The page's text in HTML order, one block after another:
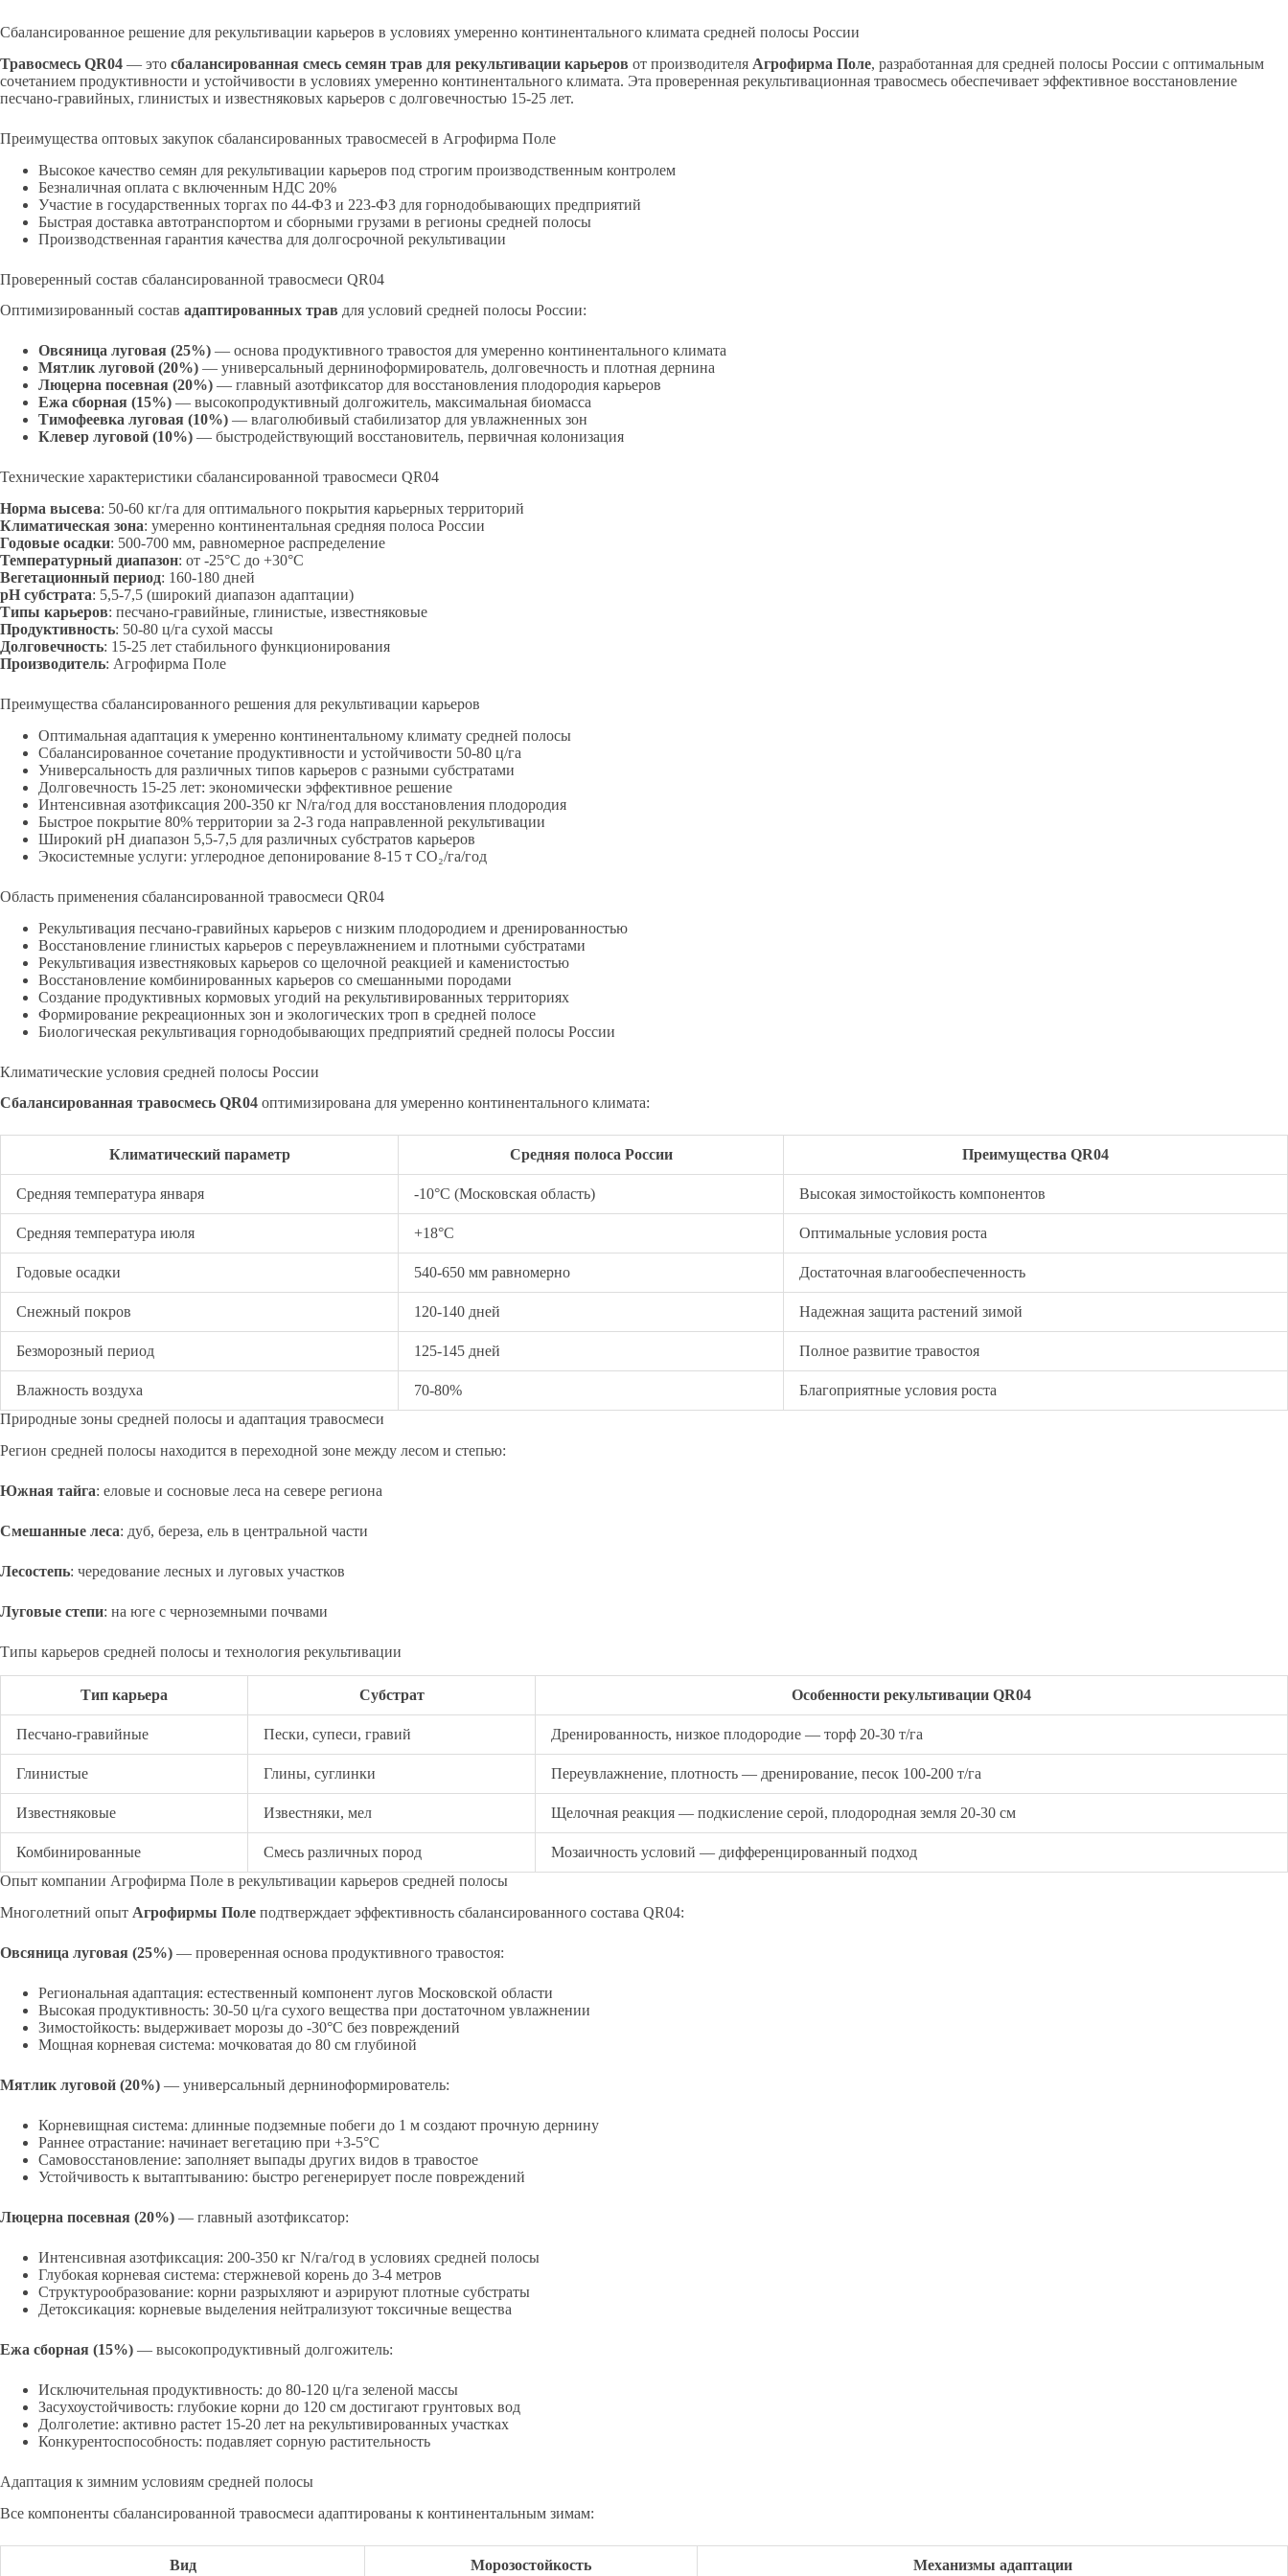
Сбалансированное решение для рекультивации карьеров в условиях умеренно континентального климата средней полосы России
Травосмесь QR04 — это сбалансированная смесь семян трав для рекультивации карьеров от производителя Агрофирма Поле, разработанная для средней полосы России с оптимальным
сочетанием продуктивности и устойчивости в условиях умеренно континентального климата. Эта проверенная рекультивационная травосмесь обеспечивает эффективное восстановление
песчано-гравийных, глинистых и известняковых карьеров с долговечностью 15-25 лет.
Преимущества оптовых закупок сбалансированных травосмесей в Агрофирма Поле
Высокое качество семян для рекультивации карьеров под строгим производственным контролем
Безналичная оплата с включенным НДС 20%
Участие в государственных торгах по 44-ФЗ и 223-ФЗ для горнодобывающих предприятий
Быстрая доставка автотранспортом и сборными грузами в регионы средней полосы
Производственная гарантия качества для долгосрочной рекультивации
Проверенный состав сбалансированной травосмеси QR04
Оптимизированный состав адаптированных трав для условий средней полосы России:
Овсяница луговая (25%) — основа продуктивного травостоя для умеренно континентального климата
Мятлик луговой (20%) — универсальный дерниноформирователь, долговечность и плотная дернина
Люцерна посевная (20%) — главный азотфиксатор для восстановления плодородия карьеров
Ежа сборная (15%) — высокопродуктивный долгожитель, максимальная биомасса
Тимофеевка луговая (10%) — влаголюбивый стабилизатор для увлажненных зон
Клевер луговой (10%) — быстродействующий восстановитель, первичная колонизация
Технические характеристики сбалансированной травосмеси QR04
Норма высева: 50-60 кг/га для оптимального покрытия карьерных территорий
Климатическая зона: умеренно континентальная средняя полоса России
Годовые осадки: 500-700 мм, равномерное распределение
Температурный диапазон: от -25°C до +30°C
Вегетационный период: 160-180 дней
pH субстрата: 5,5-7,5 (широкий диапазон адаптации)
Типы карьеров: песчано-гравийные, глинистые, известняковые
Продуктивность: 50-80 ц/га сухой массы
Долговечность: 15-25 лет стабильного функционирования
Производитель: Агрофирма Поле
Преимущества сбалансированного решения для рекультивации карьеров
Оптимальная адаптация к умеренно континентальному климату средней полосы
Сбалансированное сочетание продуктивности и устойчивости 50-80 ц/га
Универсальность для различных типов карьеров с разными субстратами
Долговечность 15-25 лет: экономически эффективное решение
Интенсивная азотфиксация 200-350 кг N/га/год для восстановления плодородия
Быстрое покрытие 80% территории за 2-3 года направленной рекультивации
Широкий pH диапазон 5,5-7,5 для различных субстратов карьеров
Экосистемные услуги: углеродное депонирование 8-15 т CO₂/га/год
Область применения сбалансированной травосмеси QR04
Рекультивация песчано-гравийных карьеров с низким плодородием и дренированностью
Восстановление глинистых карьеров с переувлажнением и плотными субстратами
Рекультивация известняковых карьеров со щелочной реакцией и каменистостью
Восстановление комбинированных карьеров со смешанными породами
Создание продуктивных кормовых угодий на рекультивированных территориях
Формирование рекреационных зон и экологических троп в средней полосе
Биологическая рекультивация горнодобывающих предприятий средней полосы России
Климатические условия средней полосы России
Сбалансированная травосмесь QR04 оптимизирована для умеренно континентального климата:
Климатический параметр Средняя полоса России Преимущества QR04
Средняя температура января -10°C (Московская область) Высокая зимостойкость компонентов
Средняя температура июля +18°C Оптимальные условия роста
Годовые осадки 540-650 мм равномерно Достаточная влагообеспеченность
Снежный покров 120-140 дней Надежная защита растений зимой
Безморозный период 125-145 дней Полное развитие травостоя
Влажность воздуха 70-80%
Благоприятные условия роста
Природные зоны средней полосы и адаптация травосмеси
Регион средней полосы находится в переходной зоне между лесом и степью:
Южная тайга: еловые и сосновые леса на севере региона
Смешанные леса: дуб, береза, ель в центральной части
Лесостепь: чередование лесных и луговых участков
Луговые степи: на юге с черноземными почвами
Типы карьеров средней полосы и технология рекультивации
Тип карьера Субстрат Особенности рекультивации QR04
Песчано-гравийные Пески, супеси, гравий Дренированность, низкое плодородие — торф 20-30 т/га
Глинистые Глины, суглинки Переувлажнение, плотность — дренирование, песок 100-200 т/га
Известняковые Известняки, мел Щелочная реакция — подкисление серой, плодородная земля 20-30 см
Комбинированные Смесь различных пород
Мозаичность условий — дифференцированный подход
Опыт компании Агрофирма Поле в рекультивации карьеров средней полосы
Многолетний опыт Агрофирмы Поле подтверждает эффективность сбалансированного состава QR04:
Овсяница луговая (25%) — проверенная основа продуктивного травостоя:
Региональная адаптация: естественный компонент лугов Московской области
Высокая продуктивность: 30-50 ц/га сухого вещества при достаточном увлажнении
Зимостойкость: выдерживает морозы до -30°C без повреждений
Мощная корневая система: мочковатая до 80 см глубиной
Мятлик луговой (20%) — универсальный дерниноформирователь:
Корневищная система: длинные подземные побеги до 1 м создают прочную дернину
Раннее отрастание: начинает вегетацию при +3-5°C
Самовосстановление: заполняет выпады других видов в травостое
Устойчивость к вытаптыванию: быстро регенерирует после повреждений
Люцерна посевная (20%) — главный азотфиксатор:
Интенсивная азотфиксация: 200-350 кг N/га/год в условиях средней полосы
Глубокая корневая система: стержневой корень до 3-4 метров
Структурообразование: корни разрыхляют и аэрируют плотные субстраты
Детоксикация: корневые выделения нейтрализуют токсичные вещества
Ежа сборная (15%) — высокопродуктивный долгожитель:
Исключительная продуктивность: до 80-120 ц/га зеленой массы
Засухоустойчивость: глубокие корни до 120 см достигают грунтовых вод
Долголетие: активно растет 15-20 лет на рекультивированных участках
Конкурентоспособность: подавляет сорную растительность
Адаптация к зимним условиям средней полосы
Все компоненты сбалансированной травосмеси адаптированы к континентальным зимам:
Вид Морозостойкость Механизмы адаптации